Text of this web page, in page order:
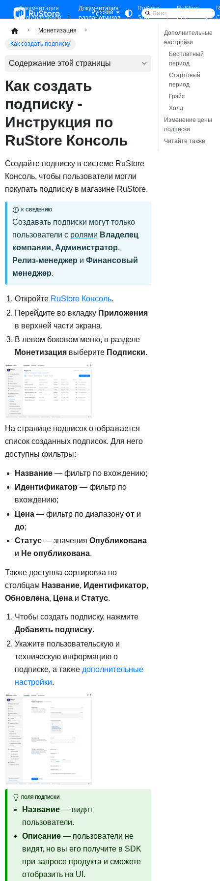
Документация
пользователей
Документация
разработчиков
RuStore
SDK
RuStore
API
Русский
Монетизация
Как создать подписку
Содержание этой страницы
Как создать
подписку -
Инструкция по
RuStore Консоль
Создайте подписку в системе RuStore
Консоль, чтобы пользователи могли
покупать подписку в магазине RuStore.
К СВЕДЕНИЮ
Создавать подписки могут только
пользователи с ролями Владелец
компании, Администратор,
Релиз-менеджер и Финансовый
менеджер.
Откройте RuStore Консоль.
Перейдите во вкладку Приложения
в верхней части экрана.
В левом боковом меню, в разделе
Монетизация выберите Подписки.
На странице подписок отображается
список созданных подписок. Для него
доступны фильтры:
Название — фильтр по вхождению;
Идентификатор — фильтр по
вхождению;
Цена — фильтр по диапазону от и
до;
Статус — значения Опубликована
и Не опубликована.
Также доступна сортировка по
столбцам Название, Идентификатор,
Обновлена, Цена и Статус.
Чтобы создать подписку, нажмите
Добавить подписку.
Укажите пользовательскую и
техническую информацию о
подписке, а также дополнительные
настройки.
ПОЛЯ ПОДПИСКИ
Название — видят
пользователи.
Описание — пользователи не
видят, но вы его получите в SDK
при запросе продукта и сможете
отобразить на UI.
Дополнительные
настройки
Бесплатный
период
Стартовый
период
Грэйс
Холд
Изменение цены
подписки
Читайте также